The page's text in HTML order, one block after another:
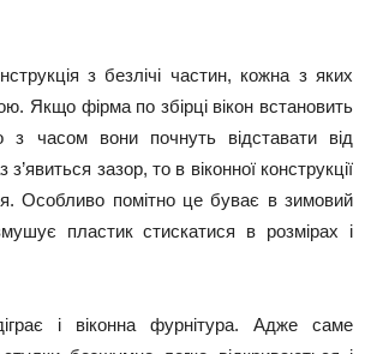
з безлічі частин, кожна з яких
Якщо фірма по збірці вікон встановить
з часом вони почнуть відставати від
зазор, то в віконної конструкції
Особливо помітно це буває в зимовий
пластик стискатися в розмірах і
і віконна фурнітура. Адже саме